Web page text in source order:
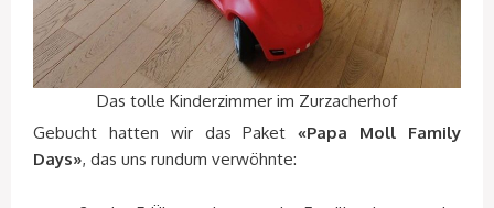
Das tolle Kinderzimmer im Zurzacherhof
Gebucht hatten wir das Paket«Papa Moll Family
Days», das uns rundum verwöhnte: